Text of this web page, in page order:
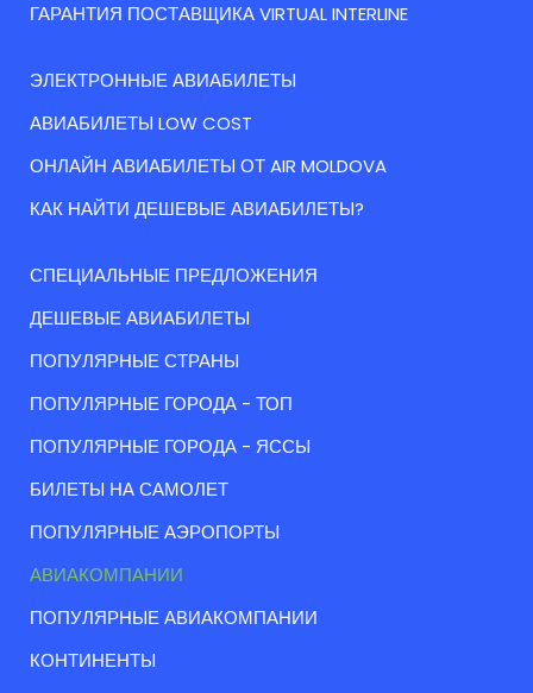
ГАРАНТИЯ ПОСТАВЩИКА VIRTUAL INTERLINE
ЭЛЕКТРОННЫЕ АВИАБИЛЕТЫ
АВИАБИЛЕТЫ LOW COST
ОНЛАЙН АВИАБИЛЕТЫ ОТ AIR MOLDOVA
КАК НАЙТИ ДЕШЕВЫЕ АВИАБИЛЕТЫ?
СПЕЦИАЛЬНЫЕ ПРЕДЛОЖЕНИЯ
ДЕШЕВЫЕ АВИАБИЛЕТЫ
ПОПУЛЯРНЫЕ СТРАНЫ
ПОПУЛЯРНЫЕ ГОРОДА - ТОП
ПОПУЛЯРНЫЕ ГОРОДА - ЯССЫ
БИЛЕТЫ НА САМОЛЕТ
ПОПУЛЯРНЫЕ АЭРОПОРТЫ
АВИАКОМПАНИИ
ПОПУЛЯРНЫЕ АВИАКОМПАНИИ
КОНТИНЕНТЫ